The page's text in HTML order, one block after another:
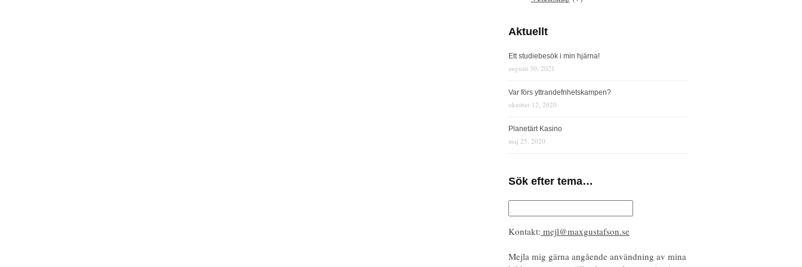
Aktuellt
Ett studiebesök i min hjärna!
augusti 30, 2021
Var förs yttrandefrihetskampen?
oktober 12, 2020
Planetärt Kasino
maj 25, 2020
Sök efter tema…
Kontakt: mejl@maxgustafson.se
Mejla mig gärna angående användning av mina